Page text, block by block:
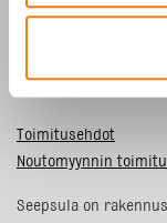
YRITYS
YHTEYSTIEDOT
Toimitusehdot
Noutomyynnin
Seepsula on